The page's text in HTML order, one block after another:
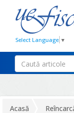
Select Language ▼
Acasă